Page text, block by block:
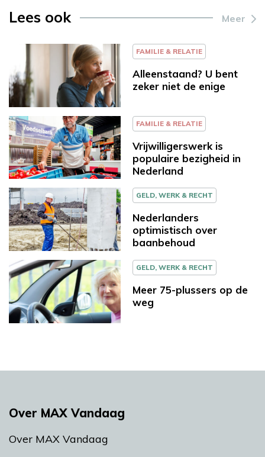
Lees ook Meer
FAMILIE & RELATIE
Alleenstaand? U bent
zeker niet de enige
FAMILIE & RELATIE
Vrijwilligerswerk is
populaire bezigheid in
Nederland
GELD, WERK & RECHT
Nederlanders
optimistisch over
baanbehoud
GELD, WERK & RECHT
Meer 75-plussers op de
weg
Over MAX Vandaag
Over MAX Vandaag